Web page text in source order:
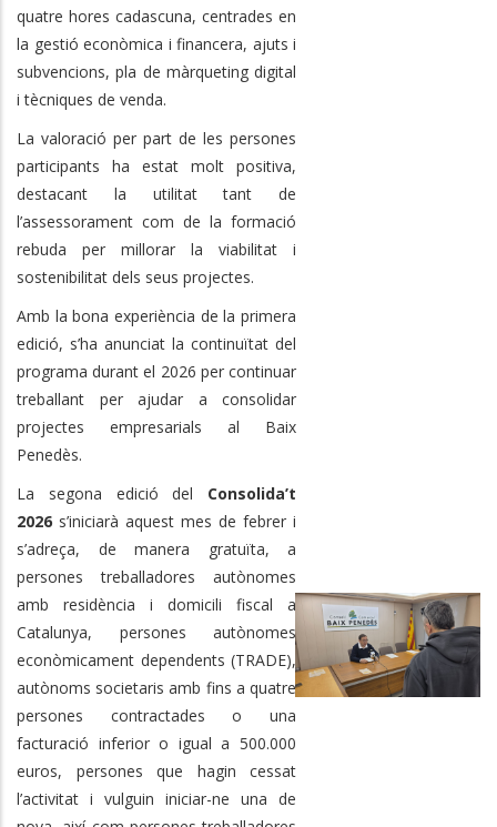
quatre hores cadascuna, centrades en
la gestió econòmica i financera, ajuts i
subvencions, pla de màrqueting digital
i tècniques de venda.
La valoració per part de les persones
participants ha estat molt positiva,
destacant la utilitat tant de
l’assessorament com de la formació
rebuda per millorar la viabilitat i
sostenibilitat dels seus projectes.
Amb la bona experiència de la primera
edició, s’ha anunciat la continuïtat del
programa durant el 2026 per continuar
treballant per ajudar a consolidar
projectes empresarials al Baix
Penedès.
La segona edició del Consolida’t
2026 s’iniciarà aquest mes de febrer i
s’adreça, de manera gratuïta, a
persones treballadores autònomes
amb residència i domicili fiscal a
Catalunya, persones autònomes
econòmicament dependents (TRADE),
autònoms societaris amb fins a quatre
persones contractades o una
facturació inferior o igual a 500.000
euros, persones que hagin cessat
l’activitat i vulguin iniciar-ne una de